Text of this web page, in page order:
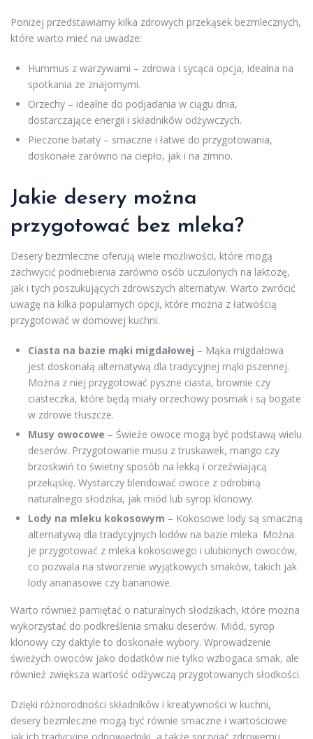
Poniżej przedstawiamy kilka zdrowych przekąsek bezmlecznych,
które warto mieć na uwadze:
Hummus z warzywami – zdrowa i sycąca opcja, idealna na
spotkania ze znajomymi.
Orzechy – idealne do podjadania w ciągu dnia,
dostarczające energii i składników odżywczych.
Pieczone bataty – smaczne i łatwe do przygotowania,
doskonałe zarówno na ciepło, jak i na zimno.
Jakie desery można
przygotować bez mleka?
Desery bezmleczne oferują wiele możliwości, które mogą
zachwycić podniebienia zarówno osób uczulonych na laktozę,
jak i tych poszukujących zdrowszych alternatyw. Warto zwrócić
uwagę na kilka popularnych opcji, które można z łatwością
przygotować w domowej kuchni.
Ciasta na bazie mąki migdałowej – Mąka migdałowa
jest doskonałą alternatywą dla tradycyjnej mąki pszennej.
Można z niej przygotować pyszne ciasta, brownie czy
ciasteczka, które będą miały orzechowy posmak i są bogate
w zdrowe tłuszcze.
Musy owocowe – Świeże owoce mogą być podstawą wielu
deserów. Przygotowanie musu z truskawek, mango czy
brzoskwiń to świetny sposób na lekką i orzeźwiającą
przekąskę. Wystarczy blendować owoce z odrobiną
naturalnego słodzika, jak miód lub syrop klonowy.
Lody na mleku kokosowym – Kokosowe lody są smaczną
alternatywą dla tradycyjnych lodów na bazie mleka. Można
je przygotować z mleka kokosowego i ulubionych owoców,
co pozwala na stworzenie wyjątkowych smaków, takich jak
lody ananasowe czy bananowe.
Warto również pamiętać o naturalnych słodzikach, które można
wykorzystać do podkreślenia smaku deserów. Miód, syrop
klonowy czy daktyle to doskonałe wybory. Wprowadzenie
świeżych owoców jako dodatków nie tylko wzbogaca smak, ale
również zwiększa wartość odżywczą przygotowanych słodkości.
Dzięki różnorodności składników i kreatywności w kuchni,
desery bezmleczne mogą być równie smaczne i wartościowe